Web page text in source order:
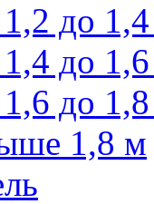
до
до
до
1,8 м